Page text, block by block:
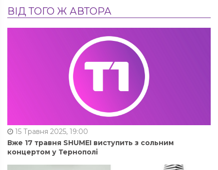
ВІД ТОГО Ж АВТОРА
15 Травня 2025, 19:00
Вже 17 травня SHUMEI виступить з сольним
концертом у Тернополі